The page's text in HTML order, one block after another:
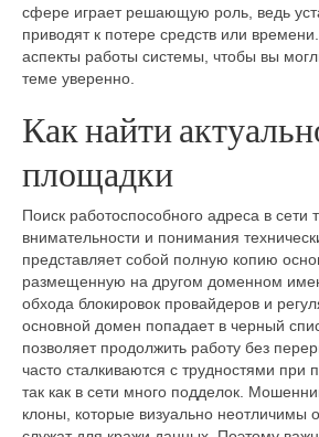
сфере играет решающую роль, ведь
приводят к потере средств или
аспекты работы системы, чтобы вы
теме уверенно.
Как найти
площадки
Поиск работоспособного адреса в сети
внимательности и понимания
представляет собой полную копию
размещенную на другом доменном
обхода блокировок провайдеров и
основной домен попадает в черный
позволяет продолжить работу без
часто сталкиваются с трудностями при
так как в сети много подделок.
клоны, которые визуально неотличимы